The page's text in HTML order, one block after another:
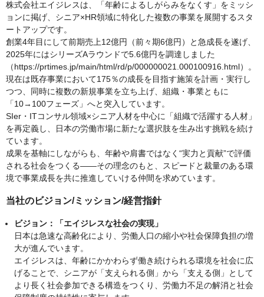
株式会社エイジレスは、「年齢によるしがらみをなくす」をミッシ
ョンに掲げ、シニア×HR領域に特化した複数の事業を展開するスタ
ートアップです。
創業4年目にして前期売上12億円（前々期6億円）と急成長を遂げ、
2025年にはシリーズAラウンドで5.6億円を調達しました
（https://prtimes.jp/main/html/rd/p/000000021.000100916.html）。
現在は既存事業において175％の成長を目指す施策を計画・実行し
つつ、同時に複数の新規事業を立ち上げ、組織・事業ともに
「10→100フェーズ」へと突入しています。
SIer・ITコンサル領域×シニア人材を中心に「組織で活躍する人材」
を再定義し、日本の労働市場に新たな選択肢を生み出す挑戦を続け
ています。
成果を基軸にしながらも、年齢や肩書ではなく“実力と貢献”で評価
される社会をつくる――その理念のもと、スピードと裁量のある環
境で事業成長を共に推進していける仲間を求めています。
当社のビジョン/ミッション/経営指針
ビジョン：「エイジレスな社会の実現」
日本は急速な高齢化により、労働人口の縮小や社会保障負担の増
大が進んでいます。
エイジレスは、年齢にかかわらず働き続けられる環境を社会に広
げることで、シニアが「支えられる側」から「支える側」として
より長く社会参加できる構造をつくり、労働力不足の解消と社会